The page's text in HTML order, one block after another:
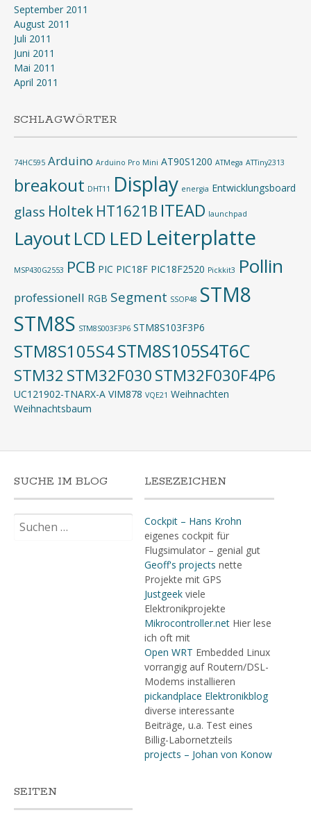
September 2011
August 2011
Juli 2011
Juni 2011
Mai 2011
April 2011
SCHLAGWÖRTER
74HC595 Arduino Arduino Pro Mini AT90S1200 ATMega ATTiny2313
breakout DHT11 Display energia Entwicklungsboard
glass Holtek HT1621B ITEAD launchpad
Layout LCD LED Leiterplatte
MSP430G2553 PCB PIC PIC18F PIC18F2520 Pickkit3 Pollin
professionell RGB Segment SSOP48 STM8
STM8S STM8S003F3P6 STM8S103F3P6
STM8S105S4STM8S105S4T6C
STM32 STM32F030STM32F030F4P6
UC121902-TNARX-A VIM878 VQE21 Weihnachten
Weihnachtsbaum
SUCHE IM BLOG
nach:
LESEZEICHEN
Cockpit – Hans Krohn
eigenes cockpit für
Flugsimulator – genial gut
Geoff's projects nette
Projekte mit GPS
Justgeekviele
Elektronikprojekte
Mikrocontroller.netHier lese
ich oft mit
Open WRT Embedded Linux
vorrangig auf Routern/DSL-
Modems installieren
pickandplace Elektronikblog
diverse interessante
Beiträge, u.a. Test eines
Billig-Labornetzteils
projects – Johan von Konow
SEITEN